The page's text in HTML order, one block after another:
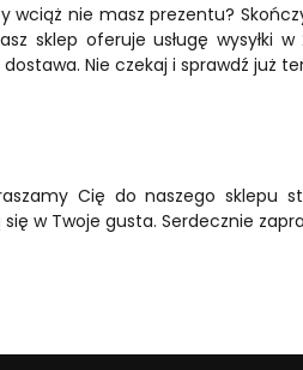
wciąż nie masz prezentu?
sklep oferuje usługę wysyłki
Nie czekaj i sprawdź już
Cię do naszego sklepu
w Twoje gusta. Serdecznie